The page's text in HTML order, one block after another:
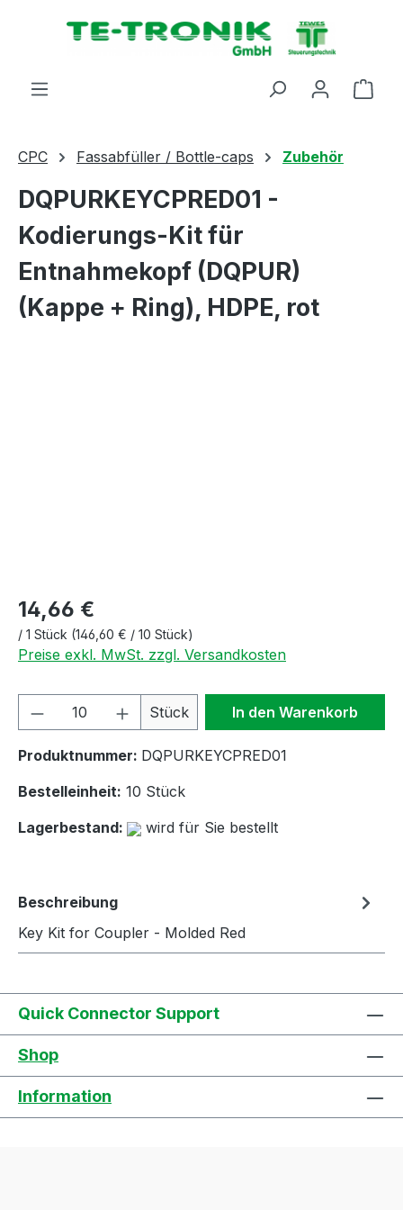
springen
CPC Fassabfüller / Bottle-caps Zubehör
DQPURKEYCPRED01 -
Kodierungs-Kit für
Entnahmekopf (DQPUR)
(Kappe + Ring), HDPE, rot
14,66 €
/ 1 Stück (146,60 € / 10 Stück)
Preise exkl. MwSt. zzgl. Versandkosten
Produkt Anzahl: Gib den
Stück In den Warenkorb
Produktnummer: DQPURKEYCPRED01
Bestelleinheit: 10 Stück
Lagerbestand:
wird für Sie bestellt
Beschreibung
Key Kit for Coupler - Molded Red
Quick Connector Support
Shop
Information